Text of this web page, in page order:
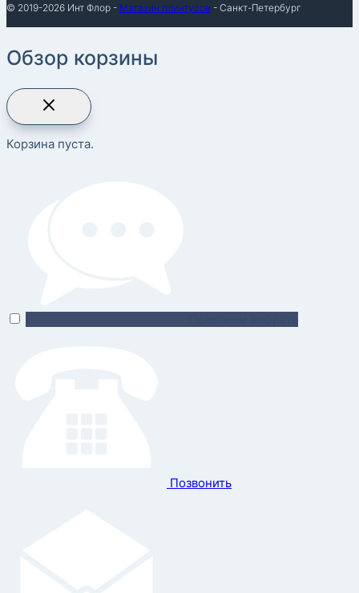
© 2019-2026 Инт Флор - Магазин плинтусов - Санкт-Петербург
Обзор корзины
Корзина пуста.
Позвонить